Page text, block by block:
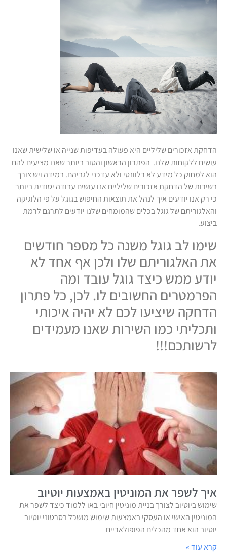
הדחקת אזכורים שליליים היא פעולה בעדיפות שנייה או שלישית שאנו
עושים ללקוחות שלנו. הפתרון הראשון והטוב ביותר שאנו מציעים להם
הוא למחוק כל מידע לא רלוונטי ולא עדכני לגביהם. במידה ויש צורך
בשירות של הדחקת אזכורים שליליים אנו עושים עבודה יסודית ביותר
כי רק אנו יודעים איך לנהל את תוצאות החיפוש בגוגל על פי הלוגיקה
והאלגוריתם של גוגל בכלים שהמומחים שלנו יודעים לתרגם לרמת
ביצוע.
שימו לב גוגל משנה כל מספר חודשים
את האלגוריתם שלו ולכן אף אחד לא
יודע ממש כיצד גוגל עובד ומה
הפרמטרים החשובים לו. לכן, כל פתרון
הדחקה שיציעו לכם לא יהיה איכותי
ותכליתי כמו השירות שאנו מעמידים
לרשותכם!!!
איך לשפר את המוניטין באמצעות יוטיוב
שימוש ביוטיוב לצורך בניית מוניטין חיובי באו ללמוד כיצד לשפר את
המוניטין האישי או העסקי באמצעות שימוש מושכל בסרטוני יוטיוב
יוטיוב הוא אחד מהכלים הפופולאריים
קרא עוד »